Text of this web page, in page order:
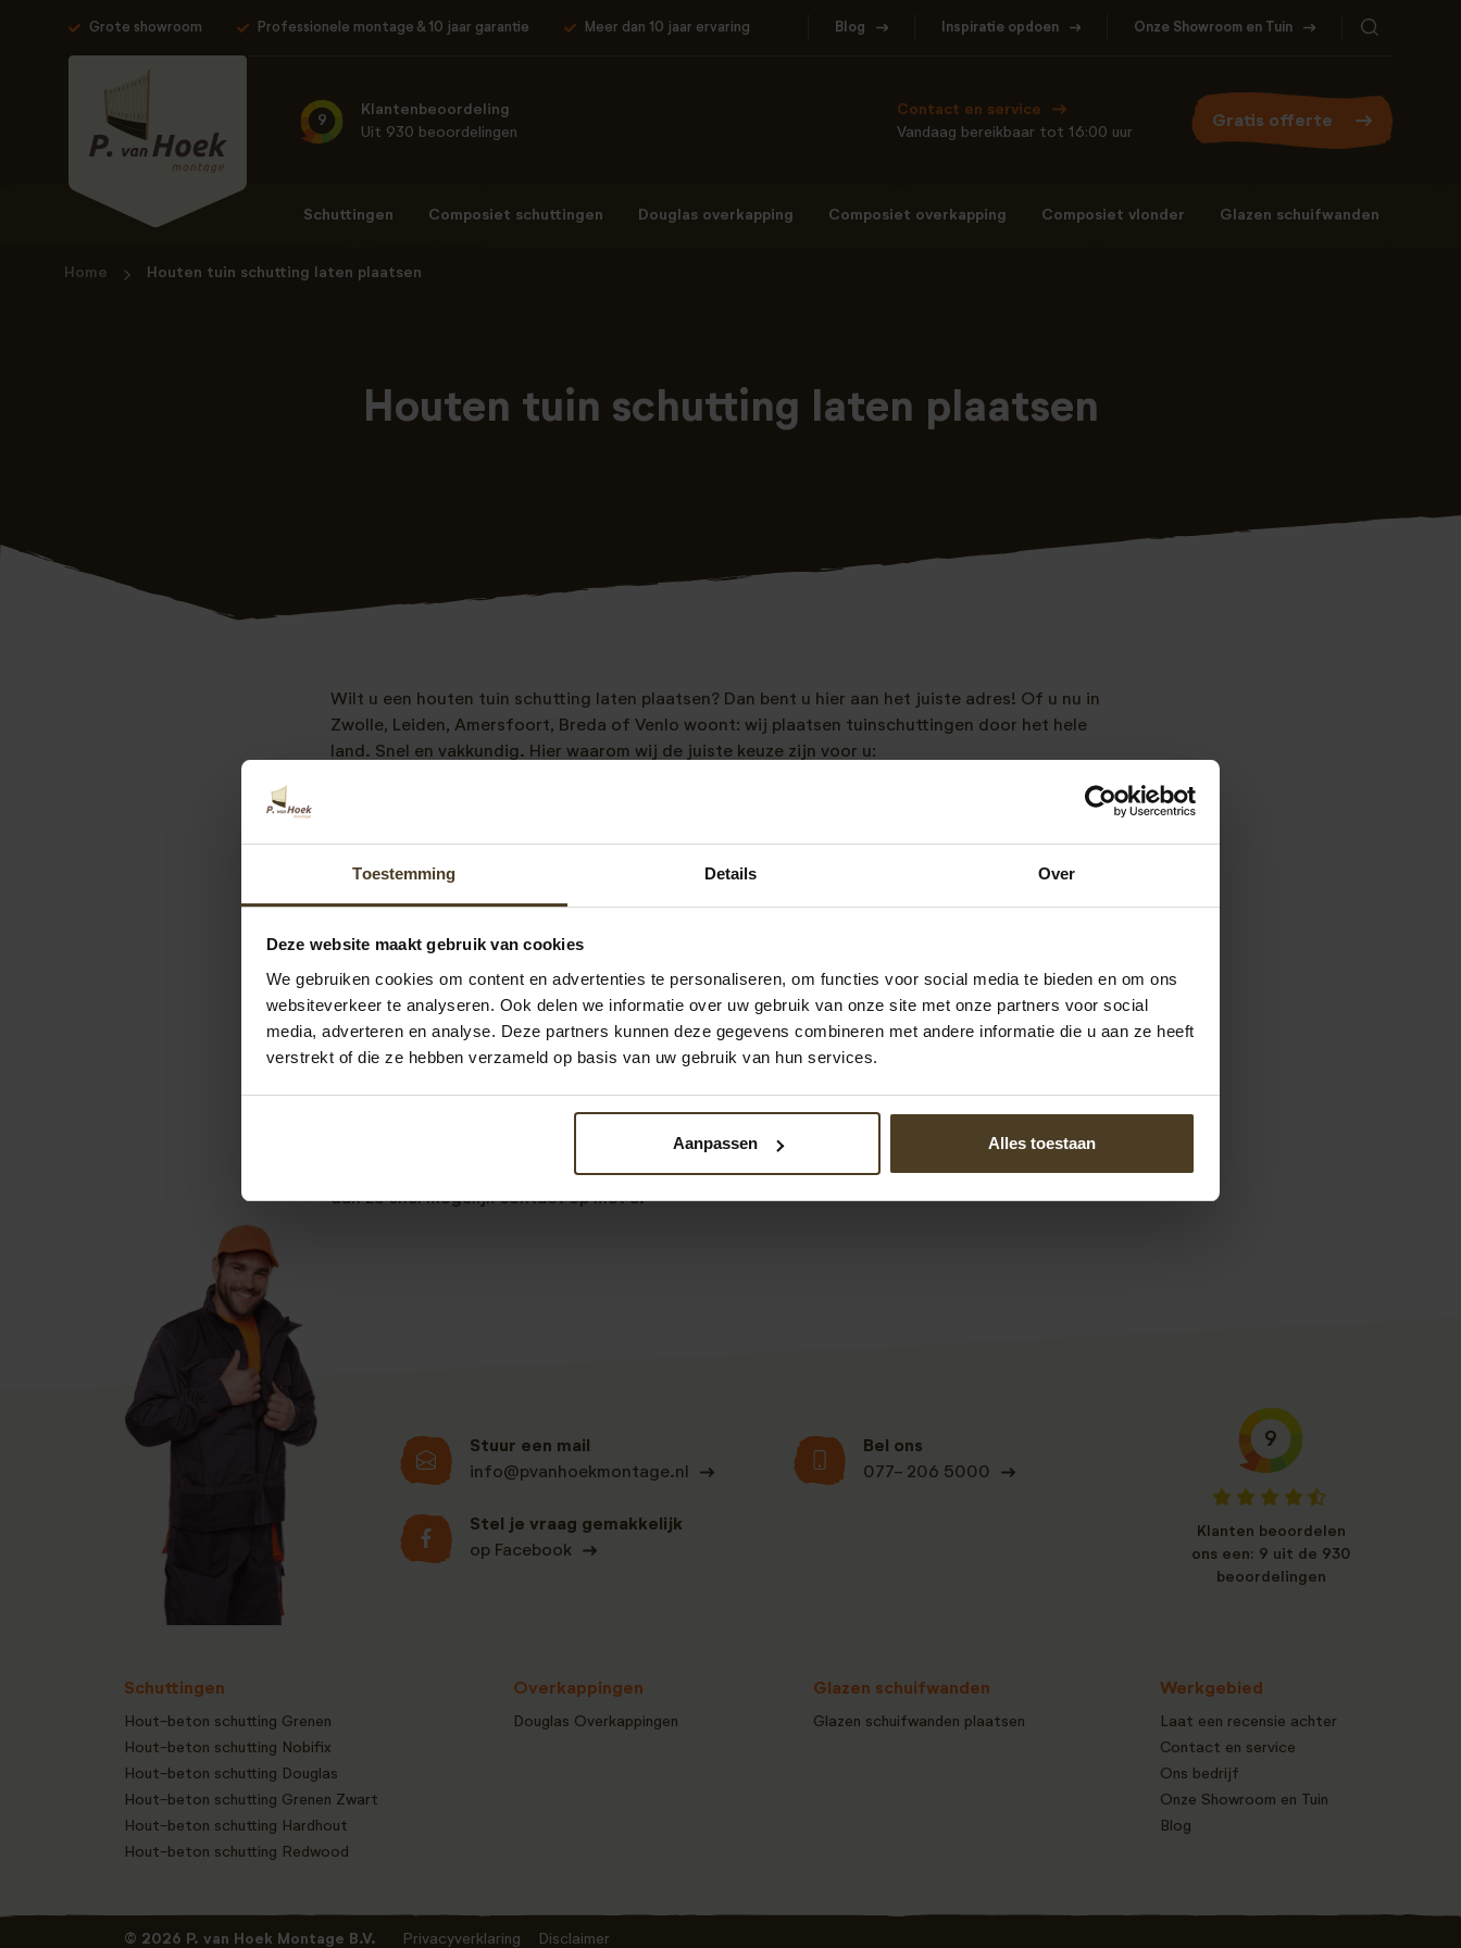
Toestemming Details Over
Deze website maakt gebruik van cookies
We gebruiken cookies om content en advertenties te personaliseren, om functies voor social media te bieden en om ons
websiteverkeer te analyseren. Ook delen we informatie over uw gebruik van onze site met onze partners voor social
media, adverteren en analyse. Deze partners kunnen deze gegevens combineren met andere informatie die u aan ze heeft
verstrekt of die ze hebben verzameld op basis van uw gebruik van hun services.
Aanpassen Alles toestaan
Grote showroom Professionele montage & 10 jaar garantie Meer dan 10 jaar ervaring Blog Inspiratie opdoen Onze Showroom en Tuin
9
Klantenbeoordeling
Uit 930 beoordelingen
Contact en service
Vandaag bereikbaar tot 16:00 uur
Gratis offerte
Schuttingen Composiet schuttingen Douglas overkapping Composiet overkapping Composiet vlonder Glazen schuifwanden
Home Houten tuin schutting laten plaatsen
Houten tuin schutting laten plaatsen
Wilt u een houten tuin schutting laten plaatsen? Dan bent u hier aan het juiste adres! Of u nu in
Zwolle, Leiden, Amersfoort, Breda of Venlo woont: wij plaatsen tuinschuttingen door het hele
land. Snel en vakkundig. Hier waarom wij de juiste keuze zijn voor u:
maten. Zie voor een impressie projecten tuin schuttingen.
Meestal worden tuin schuttingen gebruikt ter afscherming van de achtertuin. Ook voor een
(lagere) schutting in de voortuin kunt u uiteraard bij ons terecht.
Interesse of meer weten? Neem dan contact op met ons en bel 077- 206 5000. Of mail ons op
Ook kunt direct het contactformulier hieronder invullen. We nemen
dan zo snel mogelijk contact op met u!
Stuur een mail
info@pvanhoekmontage.nl
Bel ons
077- 206 5000
Stel je vraag gemakkelijk
op Facebook
9
Klanten beoordelen
ons een: 9 uit de 930
beoordelingen
Schuttingen
Hout-beton schutting Grenen
Hout-beton schutting Nobifix
Hout-beton schutting Douglas
Hout-beton schutting Grenen Zwart
Hout-beton schutting Hardhout
Hout-beton schutting Redwood
Overkappingen
Douglas Overkappingen
Glazen schuifwanden
Glazen schuifwanden plaatsen
Werkgebied
Laat een recensie achter
Contact en service
Ons bedrijf
Onze Showroom en Tuin
Blog
© 2026 P. van Hoek Montage B.V. Privacyverklaring Disclaimer